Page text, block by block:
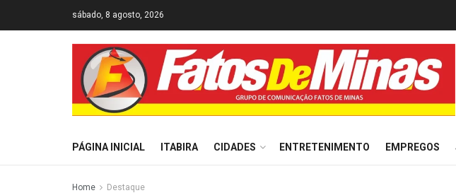
sábado, 8 agosto, 2026
PÁGINA INICIAL ITABIRA CIDADES ENTRETENIMENTO EMPREGOS
Home Destaque